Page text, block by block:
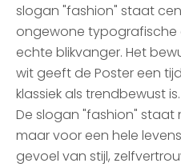
slogan "fashion" staat
ongewone typografische
echte blikvanger. Het
wit geeft de Poster een
klassiek als trendbewust is.
De slogan "fashion" staat
maar voor een hele
gevoel van stijl,